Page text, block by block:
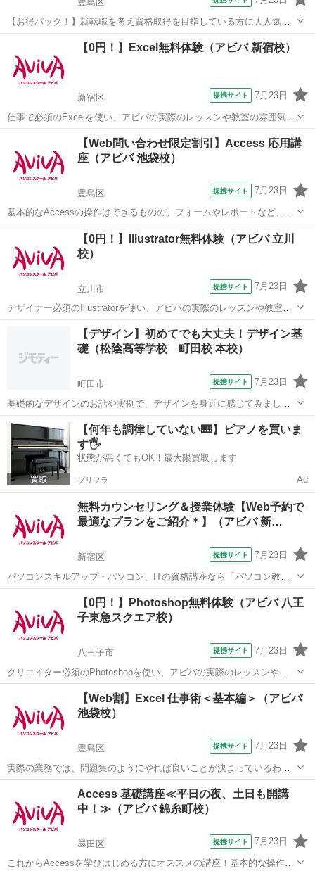
【お得パック！】就転職を考え資格取得を目指している方に大人気の
MOS Accessを短期集中で目指す検定対策の講座です。新規お問い合
わせ頂いた方限定でリーズナブルな受講料で学べる人気講座です！
アクセス
【0円！】Excel無料体験（アビバ 新宿校）
新宿区 提携サイト 7月23日
仕事で必須のExcelを使い、アビバの実際のレッスンや教室の雰囲気を
無料で体験♪ グラフ作成やデータ集計や分析など、知っていると便利
な機能やちょっとしたラク技など、あなたに合ったメニューを体験し
ていただけます！
エクセル
【Web問い合わせ限定割引】Access 応用講
座（アビバ 池袋校）
豊島区 提携サイト 7月23日
基本的なAccessの操作はできるものの、フォームやレポートなど、よ
り高度なデータベース作成を学びたい方にオススメの講座です。 ■学
レポート・マクロ・リレー...
アクセス
【0円！】Illustrator無料体験（アビバ 立川
校）
立川市 提携サイト 7月23日
デザイナー必須のIllustratorを使い、アビバの実際のレッスンや教室の
雰囲気を無料で体験♪ ペンツール（ベジェ曲線）でのイラスト作成か
ら、Illustratorだからできるタイトルデコレーション術など、あなたに
合ったメ...
Illustrator
【デザイン】初めてでも大丈夫！デザイン基
礎（松陰高等学校 町田校 本校）
町田市 提携サイト 7月23日
基礎的なデザインのお話や実例で、デザインを身近に感じてみましょ
う！ 身の回りにたくさんあるデザインされているものの見方が変わる
かもしれません◎授業内で実際に制作するものは後日発表いたします
のでお楽しみに⭐︎
東京 町田市 Webデザイナー
【何年も調律していない🎹】ピアノを買いま
す🖐️
状態が悪くてもOK！最大限買取します
プリフラ Ad
無料カウンセリング＆授業体験【Web予約で
最適なプランをご紹介＊】（アビバ 新…
新宿区 提携サイト 7月23日
パソコンスキルアップ・パソコン、ITの資格講座なら「パソコン教室
アビバ」。 全国直営100校以上で通学に便利！ ただいま、パソコン教
室アビバでは、全国の教室で説明会・無料体験授業を実施中です。 個
別カウンセリングと少人数個別...
エクセル
【0円！】Photoshop無料体験（アビバ 八王
子東急スクエア校）
八王子市 提携サイト 7月23日
クリエイター必須のPhotoshopを使い、アビバの実際のレッスンや教
室の雰囲気を無料で体験♪ 暗めの失敗写真に補正をかけて元通りにし
たり、複数写真を組み合わせ合成写真を作る体験など、あなたに合っ
たメニューで体験していただけます！
八王子市 その他
【Web割】Excel 仕事術＜基本編＞（アビバ
池袋校）
豊島区 提携サイト 7月23日
実際の業務では、問題集のようにやれば良いことが決まっているわけ
ではありません。この講座では【よくある上司の指示】からスタート
します。上司意図を汲み取るケーススタディを通じ、仕事の型を身に
つけます。Excelを"使える"人にな...
エクセル
Access 基礎講座≪平日の夜、土日も開講
中！≫（アビバ 錦糸町校）
墨田区 提携サイト 7月23日
これからAccessを学びはじめる方にオススメの講座！基本的な操作か